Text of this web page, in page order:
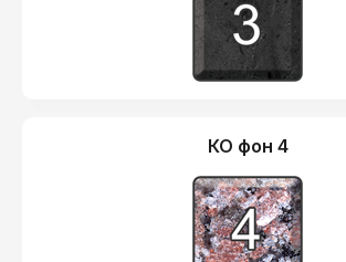
КО фон 4